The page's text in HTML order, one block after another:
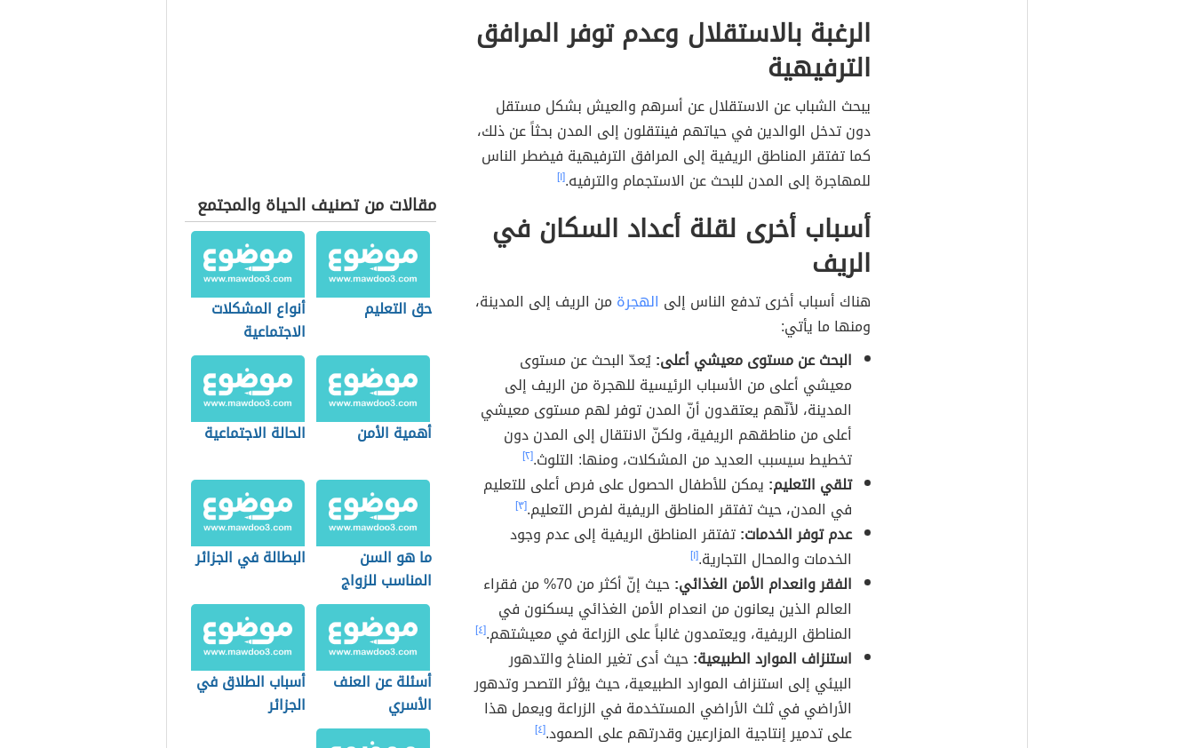
الرغبة بالاستقلال وعدم توفر المرافق
الترفيهية
يبحث الشباب عن الاستقلال عن أسرهم والعيش بشكل مستقل
دون تدخل الوالدين في حياتهم فينتقلون إلى المدن بحثاً عن ذلك،
كما تفتقر المناطق الريفية إلى المرافق الترفيهية فيضطر الناس
للمهاجرة إلى المدن للبحث عن الاستجمام والترفيه.[١]
أسباب أخرى لقلة أعداد السكان في
الريف
هناك أسباب أخرى تدفع الناس إلى الهجرة من الريف إلى المدينة،
ومنها ما يأتي:
البحث عن مستوى معيشي أعلى:يُعدّ البحث عن مستوى
معيشي أعلى من الأسباب الرئيسية للهجرة من الريف إلى
المدينة، لأنّهم يعتقدون أنّ المدن توفر لهم مستوى معيشي
أعلى من مناطقهم الريفية، ولكنّ الانتقال إلى المدن دون
تخطيط سيسبب العديد من المشكلات، ومنها: التلوث.[٢]
تلقي التعليم: يمكن للأطفال الحصول على فرص أعلى للتعليم
في المدن، حيث تفتقر المناطق الريفية لفرص التعليم.[٣]
عدم توفر الخدمات:تفتقر المناطق الريفية إلى عدم وجود
الخدمات والمحال التجارية.[١]
الفقر وانعدام الأمن الغذائي:
حيث إنّ أكثر من 70% من فقراء
العالم الذين يعانون من انعدام الأمن الغذائي يسكنون في
المناطق الريفية، ويعتمدون غالباً على الزراعة في معيشتهم.[٤]
استنزاف الموارد الطبيعية:حيث أدى تغير المناخ والتدهور
البيئي إلى استنزاف الموارد الطبيعية، حيث يؤثر التصحر وتدهور
الأراضي في ثلث الأراضي المستخدمة في الزراعة ويعمل هذا
على تدمير إنتاجية المزارعين وقدرتهم على الصمود.[٤]
مقالات من تصنيف الحياة والمجتمع
حق التعليم
أنواع المشكلات
الاجتماعية
أهمية الأمن الحالة الاجتماعية
ما هو السن
المناسب للزواج
البطالة في الجزائر
أسئلة عن العنف
الأسري
أسباب الطلاق في
الجزائر